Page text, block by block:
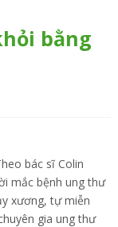
bằng
bác sĩ Colin
mắc bệnh ung thư
xương, tự miễn
gia ung thư